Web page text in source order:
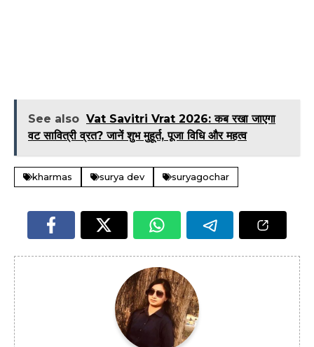
See also Vat Savitri Vrat 2026: कब रखा जाएगा
वट सावित्री व्रत? जानें शुभ मुहूर्त, पूजा विधि और महत्व
kharmas surya dev suryagochar